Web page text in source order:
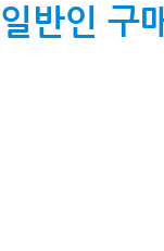
일반인 구